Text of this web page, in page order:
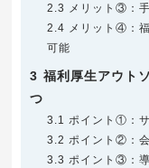
2.3
メリット③：
2.4 メリット④：
可能
3 福利厚生アウト
つ
3.1 ポイント①：
3.2 ポイント②：
3.3 ポイント③：